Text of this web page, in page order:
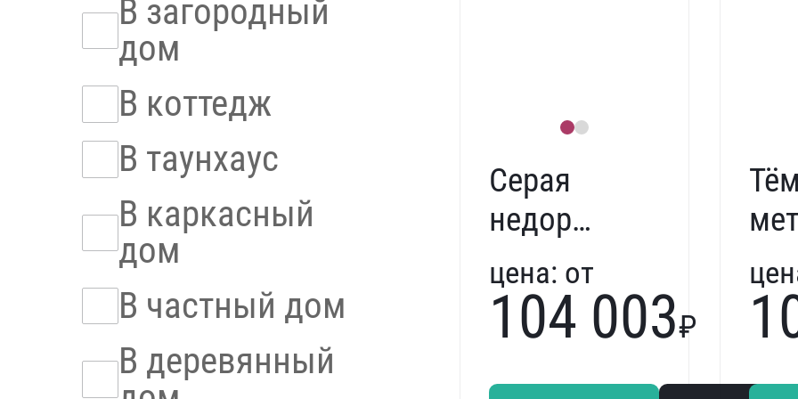
В загородный
дом
В коттедж
В таунхаус
В каркасный
дом
В частный дом
В деревянный
Серая
недорогая
входная
дверь
Termo
297167
цена: от
104 003₽